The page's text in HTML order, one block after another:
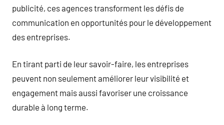
publicité, ces agences transforment les défis de
communication en opportunités pour le développement
des entreprises.
En tirant parti de leur savoir-faire, les entreprises
peuvent non seulement améliorer leur visibilité et
engagement mais aussi favoriser une croissance
durable à long terme.